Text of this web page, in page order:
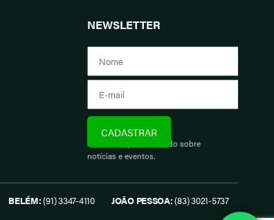
NEWSLETTER
Assine e fique informado sobre
notícias e eventos.
BELÉM:(91) 3347-4110 JOÃO PESSOA:(83) 3021-5737